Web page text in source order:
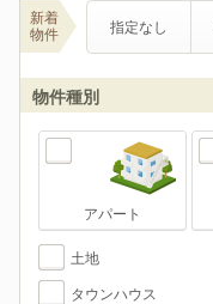
新着
物件
指定なし
物件種別
アパート
土地
タウンハウス